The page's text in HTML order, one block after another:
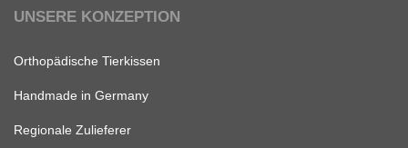
UNSERE KONZEPTION
Orthopädische Tierkissen
Handmade in Germany
Regionale Zulieferer